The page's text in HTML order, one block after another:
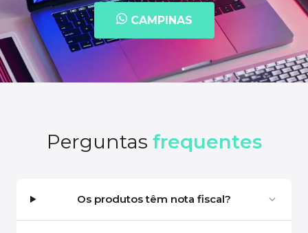
CAMPINAS
Perguntas frequentes
Os produtos têm nota fiscal?